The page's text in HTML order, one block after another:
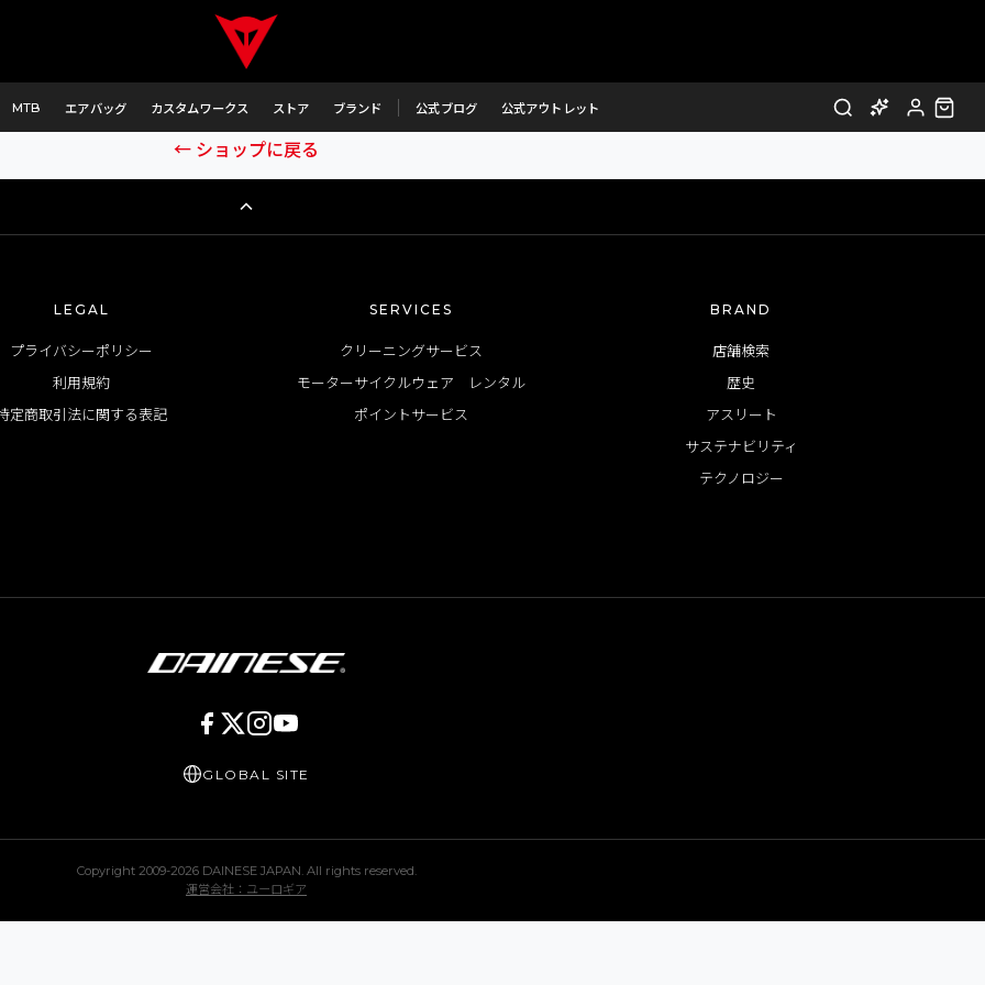
MTB エアバッグ カスタムワークス ストア ブランド 公式ブログ 公式アウトレット
エラーが発生しました
商品の取得に失敗しました。
← ショップに戻る
LEGAL
プライバシーポリシー
利用規約
定商取引法に関する表記
SERVICES
クリーニングサービス
モーターサイクルウェア レンタル
ポイントサービス
BRAND
店舗検索
歴史
アスリート
サステナビリティ
テクノロジー
GLOBAL SITE
Copyright 2009-2026DAINESE JAPAN. All rights reserved.
運営会社：ユーロギア